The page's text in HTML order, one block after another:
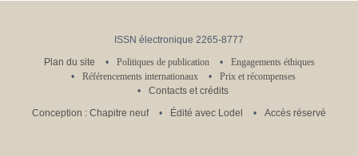
ISSN électronique 2265-8777
Plan du site
Politiques de publication
Engagements éthiques
Référencements internationaux
Prix et récompenses
Contacts et crédits
Conception : Chapitre neuf
Édité avec Lodel Accès réservé